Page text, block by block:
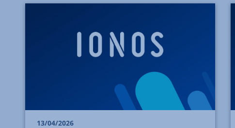
13/04/2026